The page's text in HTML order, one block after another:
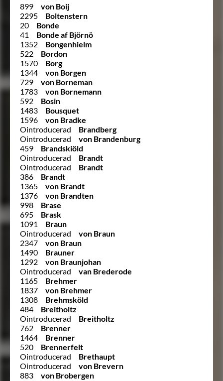
899
von Boij
2295
Boltenstern
20
Bonde
41
Bonde af Björnö
1352
Bongenhielm
522
Bordon
1570
Borg
1344
von Borgen
729
von Borneman
1783
von Bornemann
592
Bosin
1483
Bousquet
1596
von Bradke
Ointroducerad
Brandberg
Ointroducerad
von Brandenburg
459
Brandskiöld
Ointroducerad
Brandt
Ointroducerad
Brandt
386
Brandt
1365
von Brandt
1376
von Brandten
998
Brase
695
Brask
1091
Braun
Ointroducerad
von Braun
2347
von Braun
1490
Brauner
1292
von Braunjohan
Ointroducerad
van Brederode
1165
Brehmer
1837
von Brehmer
1308
Brehmsköld
484
Breitholtz
Ointroducerad
Breitholtz
762
Brenner
1464
Brenner
520
Brennerfelt
Ointroducerad
Brethaupt
Ointroducerad
von Brevern
883
von Brobergen